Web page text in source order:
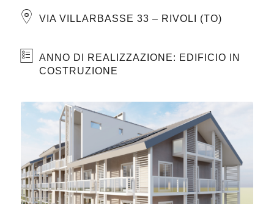
VIA VILLARBASSE 33 – RIVOLI (TO)
ANNO DI REALIZZAZIONE: EDIFICIO IN
COSTRUZIONE